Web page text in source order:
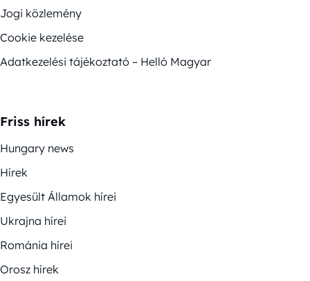
Jogi közlemény
Cookie kezelése
Adatkezelési tájékoztató – Helló Magyar
Friss hírek
Hungary news
Hírek
Egyesült Államok hírei
Ukrajna hírei
Románia hírei
Orosz hírek